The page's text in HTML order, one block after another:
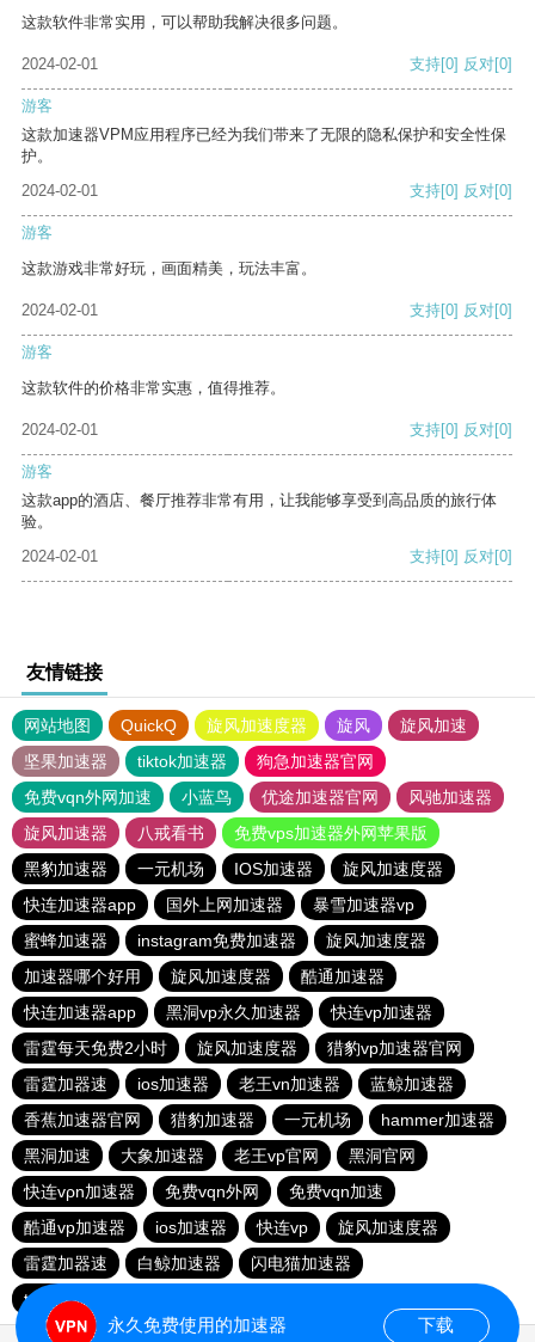
这款软件非常实用，可以帮助我解决很多问题。
2024-02-01 支持[0] 反对[0]
游客
这款加速器VPM应用程序已经为我们带来了无限的隐私保护和安全性保
护。
2024-02-01
支持[0] 反对[0]
游客
这款游戏非常好玩，画面精美，玩法丰富。
2024-02-01 支持[0] 反对[0]
游客
这款软件的价格非常实惠，值得推荐。
2024-02-01 支持[0] 反对[0]
游客
这款app的酒店、餐厅推荐非常有用，让我能够享受到高品质的旅行体
验。
2024-02-01
支持[0] 反对[0]
友情链接
网站地图 QuickQ 旋风加速度器 旋风
旋风加速
坚果加速器
tiktok加速器
狗急加速器官网
免费vqn外网加速
小蓝鸟 优途加速器官网
风驰加速器
旋风加速器
八戒看书
免费vps加速器外网苹果版
黑豹加速器
一元机场 IOS加速器
旋风加速度器
快连加速器app
国外上网加速器
暴雪加速器vp
蜜蜂加速器
instagram免费加速器
旋风加速度器
加速器哪个好用
旋风加速度器
酷通加速器
快连加速器app
黑洞vp永久加速器
快连vp加速器
雷霆每天免费2小时
旋风加速度器
猎豹vp加速器官网
雷霆加器速
ios加速器 老王vn加速器
蓝鲸加速器
香蕉加速器官网
猎豹加速器 一元机场
hammer加速器
黑洞加速
大象加速器 老王vp官网
黑洞官网
快连vρn加速器
免费vqn外网
免费vqn加速
酷通vp加速器
ios加速器 快连vp
旋风加速度器
雷霆加器速
白鲸加速器
闪电猫加速器
telegeram苹果加速器
永久免费使用的加速器 下载